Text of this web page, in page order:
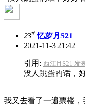
23# 忆萝月S21
2021-11-3 21:42
引用: 西江月S21 发
没人跳蛋的话，
我又去看了一遍票楼